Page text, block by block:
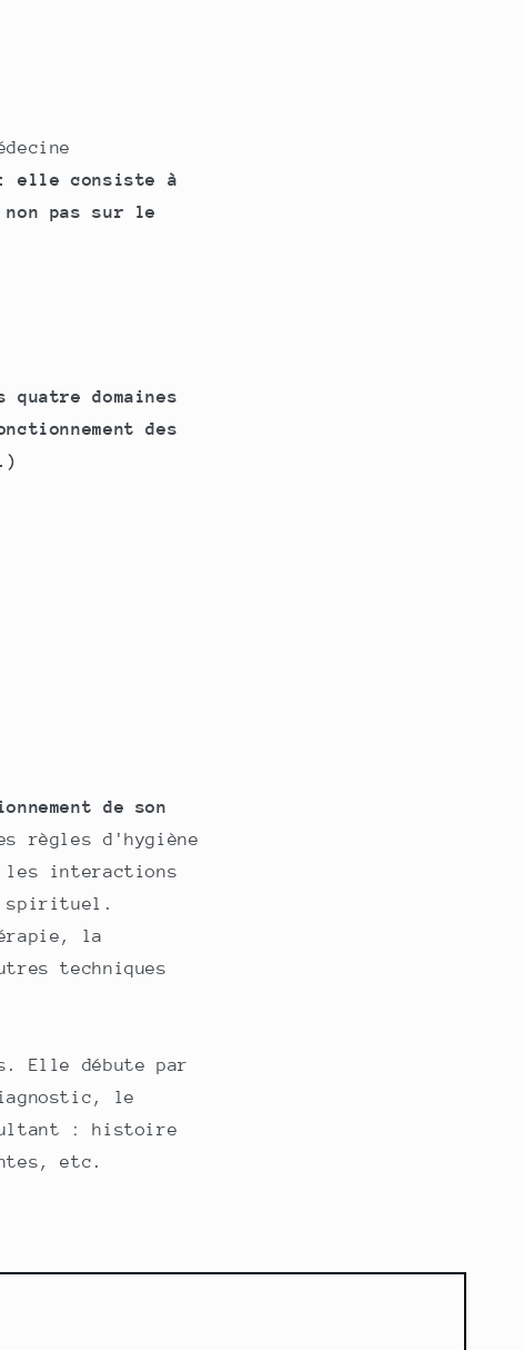
: elle consiste à
pas sur le
domaines
des
de son
règles d'hygiène
les interactions
spirituel.
la
techniques
Elle débute par
le
: histoire
etc.